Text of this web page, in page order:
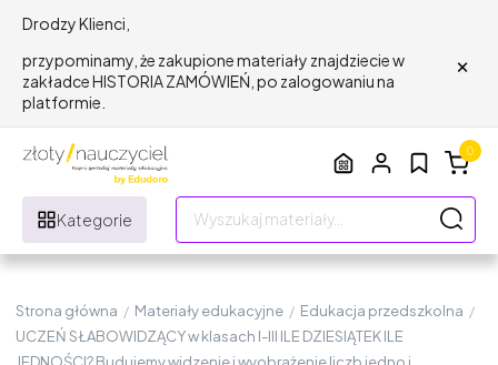
Drodzy Klienci,
przypominamy, że zakupione materiały znajdziecie w
zakładce HISTORIA ZAMÓWIEŃ, po zalogowaniu na
platformie.
×
Kategorie
0
Strona główna / Materiały edukacyjne / Edukacja przedszkolna /
UCZEŃ SŁABOWIDZĄCY w klasach I-III ILE DZIESIĄTEK ILE